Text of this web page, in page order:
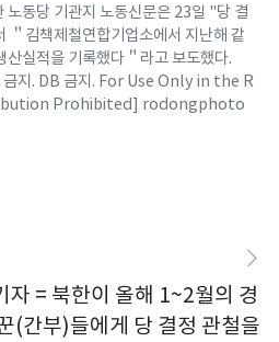
동당 기관지 노동신문은 23일 "당 결
＂김책제철연합기업소에서 지난해 같
산실적을 기록했다＂라고 보도했다.
금지. DB 금지. For Use Only in the R
Prohibited] rodongphoto
자 = 북한이 올해 1~2월의 경
(간부)들에게 당 결정 관철을